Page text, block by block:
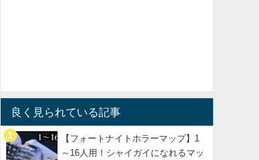
良く見られている記事
【フォートナイトホラーマップ】1
～16人用！シャイガイになれるマッ